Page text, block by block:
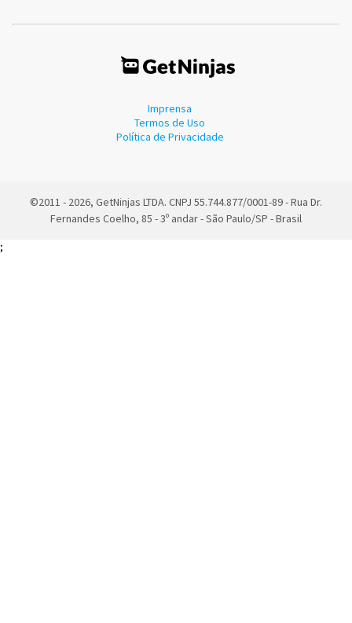
Imprensa
Termos de Uso
Política de Privacidade
©2011 - 2026, GetNinjas LTDA. CNPJ 55.744.877/0001-89 - Rua Dr.
Fernandes Coelho, 85 - 3º andar - São Paulo/SP - Brasil
;